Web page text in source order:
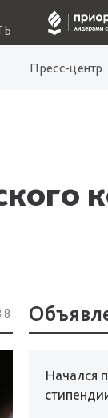
Пресс-центр
Начался